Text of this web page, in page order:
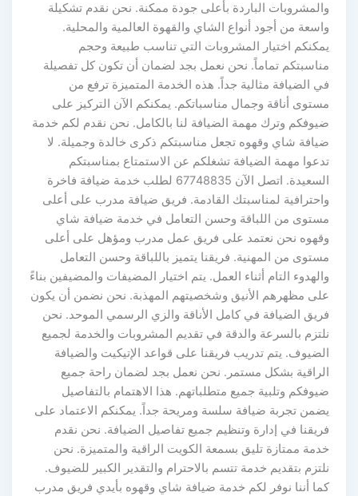
والمشروبات الباردة بأعلى جودة ممكنة. نحن نقدم تشكيلة
واسعة من أجود أنواع الشاي والقهوة العالمية والمحلية.
يمكنكم اختيار المشروبات التي تناسب طبيعة وحجم
مناسبتكم تماماً. نحن نعمل بجد لضمان أن تكون كل تفصيلة
في الضيافة مثالية جداً. هذه الخدمة المتميزة ترفع من
مستوى أناقة وجمال مناسباتكم. يمكنكم الآن التركيز على
ضيوفكم وترك مهمة الضيافة لنا بالكامل. نحن نقدم لكم خدمة
ضيافة شاي وقهوه تجعل مناسبتكم ذكرى خالدة وجميلة. لا
تدعوا مهمة الضيافة تشغلكم عن الاستمتاع بمناسبتكم
السعيدة. اتصل الآن 67748835 لطلب خدمة ضيافة فاخرة
واحترافية لمناسبتك القادمة. فريق ضيافة مدرب على أعلى
مستوى من اللباقة وحسن التعامل في خدمة ضيافة شاي
وقهوه نحن نعتمد على فريق عمل مدرب ومؤهل على أعلى
مستوى من المهنية. فريقنا يتميز باللباقة وحسن التعامل
والهدوء التام أثناء العمل. يتم اختيار المضيفات والمضيفين بناءً
على مظهرهم الأنيق وشخصيتهم المهذبة. نحن نضمن أن يكون
فريق الضيافة في كامل الأناقة والزي الرسمي الموحد. نحن
نلتزم بالسرعة والدقة في تقديم المشروبات والخدمة لجميع
الضيوف. يتم تدريب فريقنا على قواعد الإتيكيت والضيافة
الراقية بشكل مستمر. نحن نعمل بجد لضمان راحة جميع
ضيوفكم وتلبية جميع متطلباتهم. هذا الاهتمام بالتفاصيل
يضمن تجربة ضيافة سلسة ومريحة جداً. يمكنكم الاعتماد على
فريقنا في إدارة وتنظيم جميع تفاصيل الضيافة. نحن نقدم
خدمة ممتازة تليق بسمعة الكويت الراقية والمتميزة. نحن
نلتزم بتقديم خدمة تتسم بالاحترام والتقدير الكبير للضيوف.
كما أننا نوفر لكم خدمة ضيافة شاي وقهوه بأيدي فريق مدرب